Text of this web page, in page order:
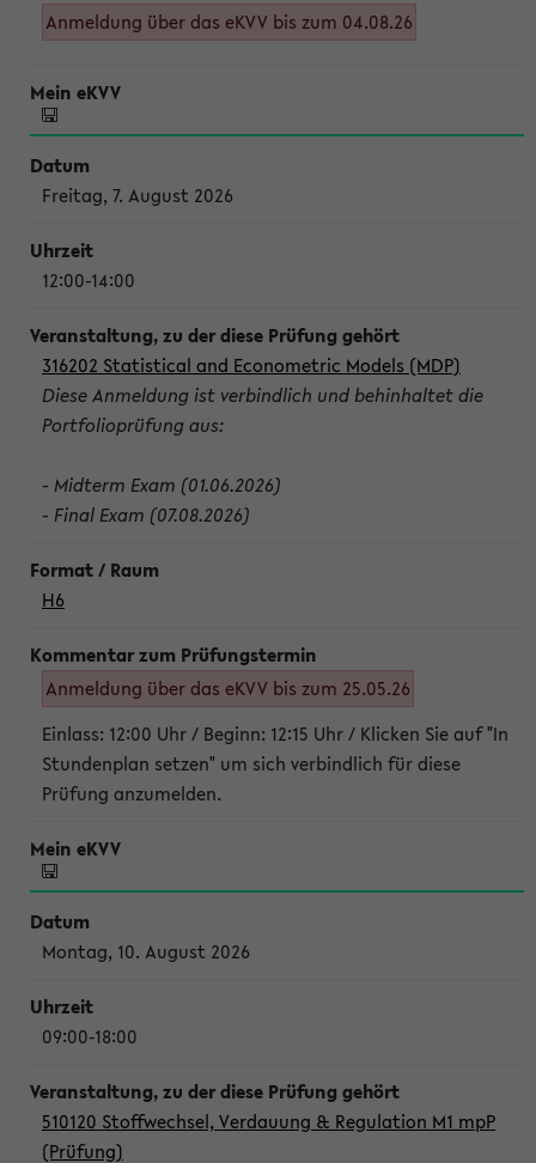
Anmeldung über das eKVV bis zum 04.08.26
Freitag, 7. August 2026
12:00-14:00
316202 Statistical and Econometric Models (MDP)
Diese Anmeldung ist verbindlich und behinhaltet die
Portfolioprüfung aus:
- Midterm Exam (01.06.2026)
- Final Exam (07.08.2026)
H6
Anmeldung über das eKVV bis zum 25.05.26
Einlass: 12:00 Uhr / Beginn: 12:15 Uhr / Klicken Sie auf "In
Stundenplan setzen" um sich verbindlich für diese
Prüfung anzumelden.
Montag, 10. August 2026
09:00-18:00
510120 Stoffwechsel, Verdauung & Regulation M1 mpP
(Prüfung)